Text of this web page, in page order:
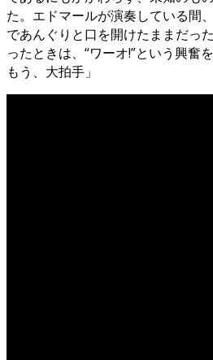
た。エドマールが演奏している間
であんぐりと口を開けたままだっ
ったときは、“ワーオ!”という興奮
もう、大拍手」